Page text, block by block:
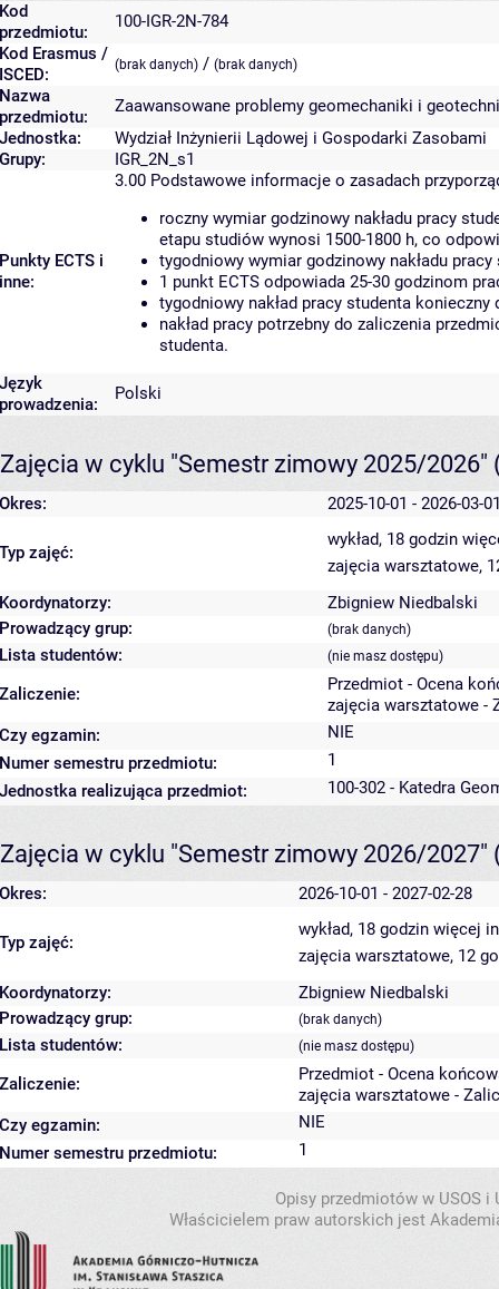
Kod
przedmiotu:
100-IGR-2N-784
Kod Erasmus /
ISCED:
(brak danych) / (brak danych)
Nazwa
przedmiotu:
Zaawansowane problemy geomechaniki i
Jednostka:
Wydział Inżynierii Lądowej i Gospodarki Zasobami
Grupy:
IGR_2N_s1
Punkty ECTS i
inne:
3.00 Podstawowe informacje o zasadach
roczny wymiar godzinowy nakładu pracy
etapu studiów wynosi 1500-1800 h, co
tygodniowy wymiar godzinowy nakładu
1 punkt ECTS odpowiada 25-30 godzinom
tygodniowy nakład pracy studenta
nakład pracy potrzebny do zaliczenia
studenta.
Język
prowadzenia:
Polski
Zajęcia w cyklu "Semestr zimowy 2025/2026"
Okres: 2025-10-01 - 2026-03-
Typ zajęć:
wykład, 18 godzin
zajęcia warsztatowe,
Koordynatorzy:
Zbigniew Niedbalski
Prowadzący grup:
(brak danych)
Lista studentów: (nie masz dostępu)
Zaliczenie:
Przedmiot - Ocena
zajęcia warsztatowe -
Czy egzamin:
NIE
Numer semestru przedmiotu:
1
Jednostka realizująca przedmiot:
100-302 - Katedra
Zajęcia w cyklu "Semestr zimowy 2026/2027"
Okres: 2026-10-01 - 2027-02-28
Typ zajęć:
wykład, 18 godzin więcej
zajęcia warsztatowe, 12
Koordynatorzy:
Zbigniew Niedbalski
Prowadzący grup:
(brak danych)
Lista studentów: (nie masz dostępu)
Zaliczenie:
Przedmiot - Ocena
zajęcia warsztatowe -
Czy egzamin:
NIE
Numer semestru przedmiotu:
1
Opisy przedmiotów w USOS
Właścicielem praw autorskich jest